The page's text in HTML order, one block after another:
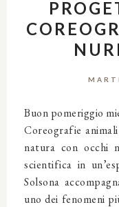
Buon pomeriggio
Coreografie animali
natura con occhi
scientifica in
Solsona
uno dei fenomeni